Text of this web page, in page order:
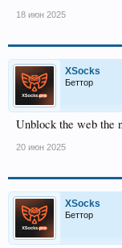
18 июн 2025
XSocks
Беттор
Unblock the web
20 июн 2025
XSocks
Беттор